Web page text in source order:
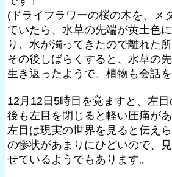
(ドライフラワーの桜の木を、メ
ていたら、水草の先端が黄土色
り、水が濁ってきたので離れた
その後しばらくすると、水草の
生き返ったようで、植物も会話
12月12日5時目を覚ますと、左
後も左目を閉じると軽い圧痛があ
左目は現実の世界を見ると伝え
の惨状があまりにひどいので、
せているようでもあります。